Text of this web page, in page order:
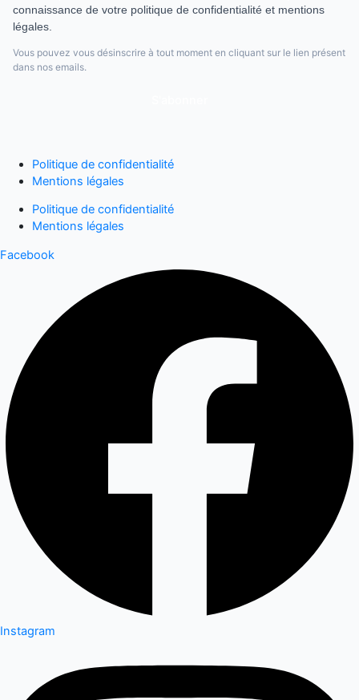
connaissance de votre politique de confidentialité et mentions
légales.
Vous pouvez vous désinscrire à tout moment en cliquant sur le lien présent
dans nos emails.
Politique de confidentialité
Mentions légales
Politique de confidentialité
Mentions légales
Facebook
Instagram